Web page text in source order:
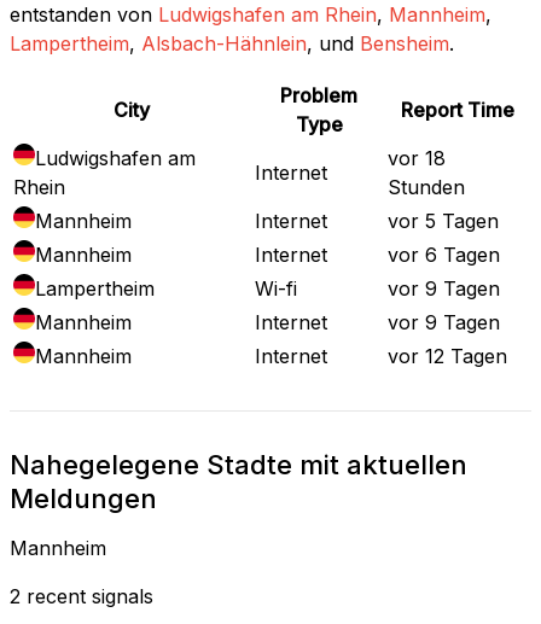
entstanden von Ludwigshafen am Rhein, Mannheim,
Lampertheim, Alsbach-Hähnlein, und Bensheim.
City
Problem
Type
Report Time
Ludwigshafen am
Rhein
Internet
vor 18
Stunden
Mannheim
Internet
vor 5 Tagen
Mannheim
Internet
vor 6 Tagen
Lampertheim
Wi-fi
vor 9 Tagen
Mannheim
Internet
vor 9 Tagen
Mannheim
Internet vor 12 Tagen
Nahegelegene Stadte mit aktuellen
Meldungen
Mannheim
2 recent signals